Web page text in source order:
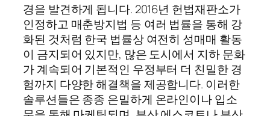
경을 발견하게 됩니다. 2016년 헌법재판소가
인정하고 매춘방지법 등 여러 법률을 통해 강
화된 것처럼 한국 법률상 여전히 성매매 활동
이 금지되어 있지만, 많은 도시에서 지하 문화
가 계속되어 기본적인 우정부터 더 친밀한 경
험까지 다양한 해결책을 제공합니다. 이러한
솔루션들은 종종 은밀하게 온라인이나 입소